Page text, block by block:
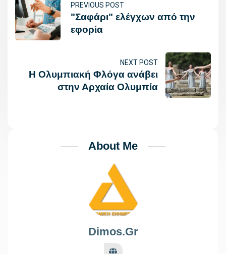
PREVIOUS POST
"Σαφάρι" ελέγχων από την
εφορία
NEXT POST
Η Ολυμπιακή Φλόγα ανάβει
στην Αρχαία Ολυμπία
About Me
Dimos.gr